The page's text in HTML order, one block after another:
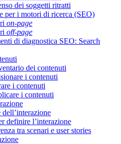
dei soggetti ritratti
per i motori di ricerca (SEO)
on-page
off-page
di diagnostica SEO: Search
dei contenuti
i contenuti
i contenuti
i contenuti
definire l’interazione
tra scenari e user stories